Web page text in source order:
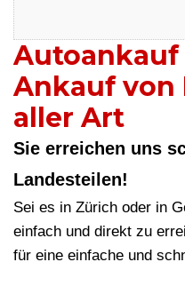
Ankauf von
aller Art
Sie erreichen uns
Landesteilen!
Sei es in Zürich oder in
einfach und direkt zu
für eine einfache und